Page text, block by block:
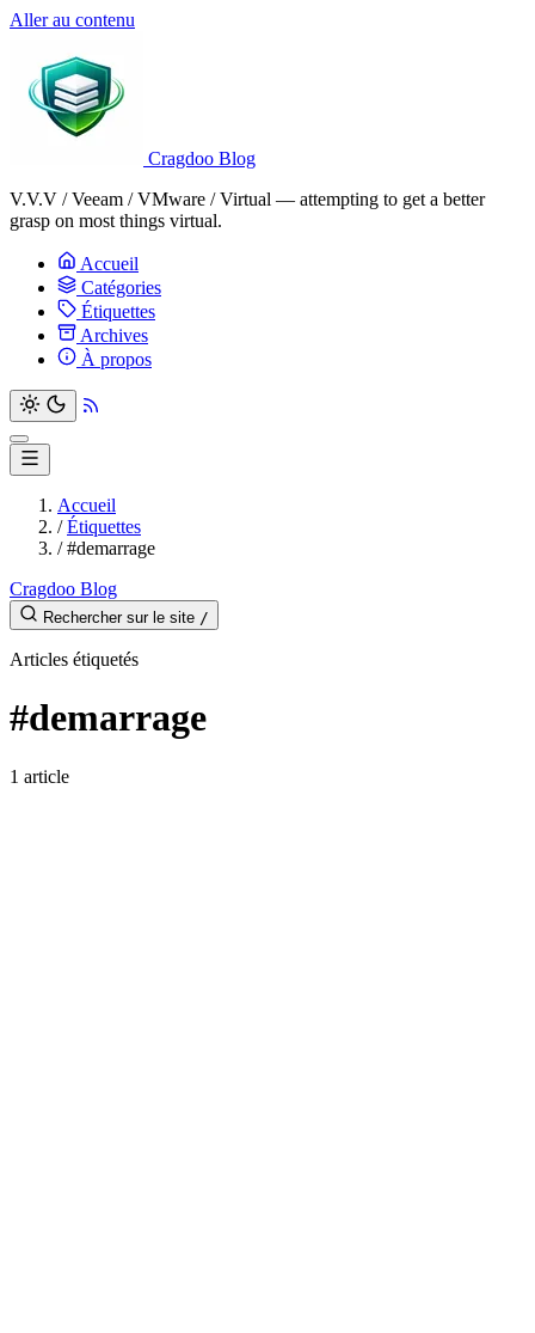
Aller au contenu
Cragdoo Blog
V.V.V / Veeam / VMware / Virtual — attempting to get a better
grasp on most things virtual.
Accueil
Catégories
Étiquettes
Archives
À propos
Accueil
/Étiquettes
/#demarrage
Cragdoo Blog
Rechercher sur le site /
Articles étiquetés
#demarrage
1 article